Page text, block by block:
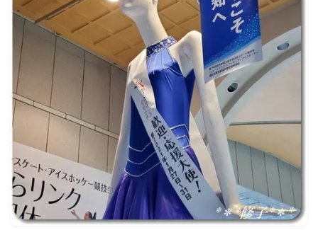
名古屋
ナナちゃん人形